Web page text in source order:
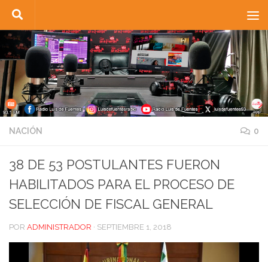
Saltar al contenido
NACIÓN 0
38 DE 53 POSTULANTES FUERON
HABILITADOS PARA EL PROCESO DE
SELECCIÓN DE FISCAL GENERAL
POR ADMINISTRADOR · SEPTIEMBRE 1, 2018